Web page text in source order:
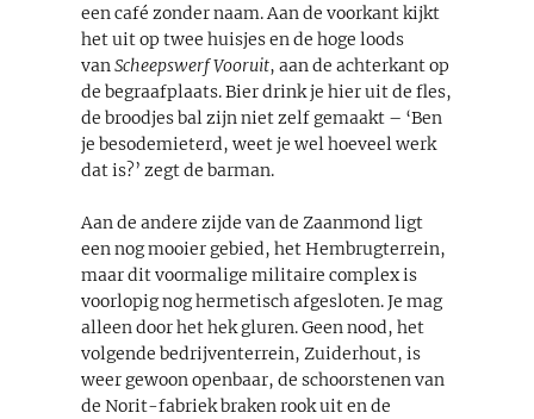
een café zonder naam. Aan de voorkant kijkt
het uit op twee huisjes en de hoge loods
vanScheepswerf Vooruit, aan de achterkant op
de begraafplaats. Bier drink je hier uit de fles,
de broodjes bal zijn niet zelf gemaakt – ‘Ben
je besodemieterd, weet je wel hoeveel werk
dat is?’ zegt de barman.
Aan de andere zijde van de Zaanmond ligt
een nog mooier gebied, het Hembrugterrein,
maar dit voormalige militaire complex is
voorlopig nog hermetisch afgesloten. Je mag
alleen door het hek gluren. Geen nood, het
volgende bedrijventerrein, Zuiderhout, is
weer gewoon openbaar, de schoorstenen van
de Norit-fabriek braken rook uit en de